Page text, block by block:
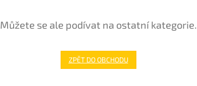
Můžete se ale podívat na ostatní kategorie.
ZPĚT DO OBCHODU